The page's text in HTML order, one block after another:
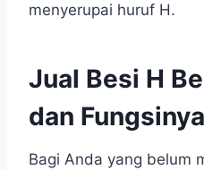
menyerupai huruf H.
Jual Besi H
dan Fungsinya
Bagi Anda yang belum